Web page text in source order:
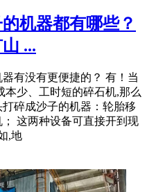
机器都有哪些？
...
有没有更便捷的？ 有！当
少、工时短的碎石机,那么
碎成沙子的机器：轮胎移
这两种设备可直接开到现
,地